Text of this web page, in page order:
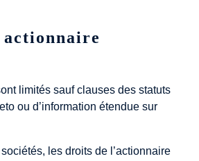
actionnaire
limités sauf clauses des statuts
ou d’information étendue sur
les droits de l’actionnaire